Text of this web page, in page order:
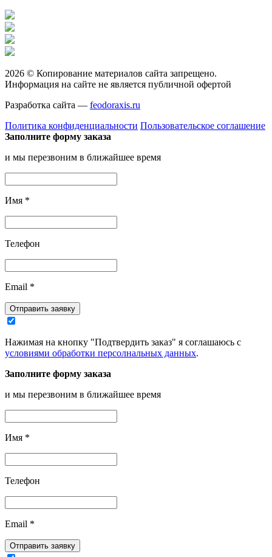
2026 © Копирование материалов сайта запрещено.
Информация на сайте не является публичной офертой
Разработка сайта — feodoraxis.ru
Политика конфиденциальности Пользовательское соглашение
Заполните форму заказа
и мы перезвоним в ближайшее время
Имя *
Телефон
Email *
Отправить заявку
Нажимая на кнопку "Подтвердить заказ" я соглашаюсь с
условиями обработки персолнальных данных.
Заполните форму заказа
и мы перезвоним в ближайшее время
Имя *
Телефон
Email *
Отправить заявку